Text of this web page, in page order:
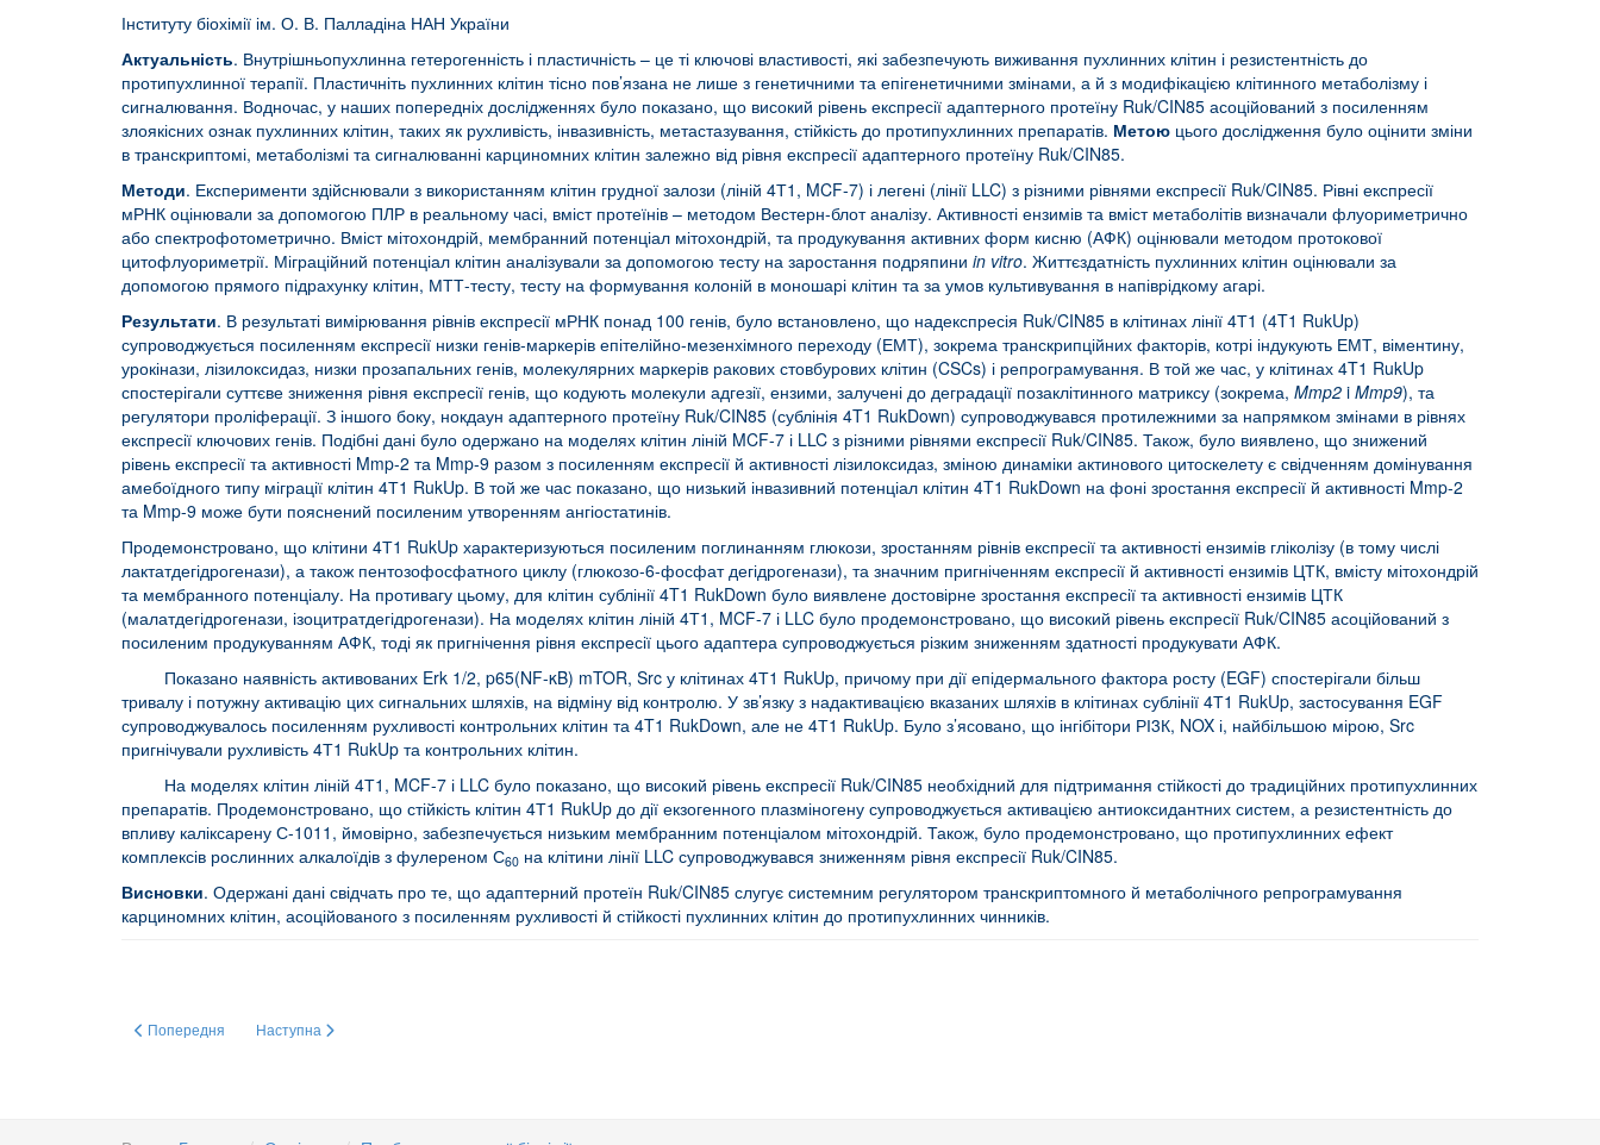
Інституту біохімії ім. О. В. Палладіна НАН України
Актуальність. Внутрішньопухлинна гетерогенність і пластичність – це ті ключові властивості, які забезпечують виживання пухлинних клітин і резистентність до
протипухлинної терапії. Пластичніть пухлинних клітин тісно пов’язана не лише з генетичними та епігенетичними змінами, а й з модифікацією клітинного метаболізму і
сигналювання. Водночас, у наших попередніх дослідженнях було показано, що високий рівень експресії адаптерного протеїну Ruk/CIN85 асоційований з посиленням
злоякісних ознак пухлинних клітин, таких як рухливість, інвазивність, метастазування, стійкість до протипухлинних препаратів. Метою цього дослідження було оцінити зміни
в транскриптомі, метаболізмі та сигналюванні карциномних клітин залежно від рівня експресії адаптерного протеїну Ruk/CIN85.
Методи. Експерименти здійснювали з використанням клітин грудної залози (ліній 4Т1, MCF-7) і легені (лінії LLC) з різними рівнями експресії Ruk/CIN85. Рівні експресії
мРНК оцінювали за допомогою ПЛР в реальному часі, вміст протеїнів – методом Вестерн-блот аналізу. Активності ензимів та вміст метаболітів визначали флуориметрично
або спектрофотометрично. Вміст мітохондрій, мембранний потенціал мітохондрій, та продукування активних форм кисню (АФК) оцінювали методом протокової
цитофлуориметрії. Міграційний потенціал клітин аналізували за допомогою тесту на заростання подряпини in vitro. Життєздатність пухлинних клітин оцінювали за
допомогою прямого підрахунку клітин, МТТ-тесту, тесту на формування колоній в моношарі клітин та за умов культивування в напіврідкому агарі.
Результати. В результаті вимірювання рівнів експресії мРНК понад 100 генів, було встановлено, що надекспресія Ruk/CIN85 в клітинах лінії 4Т1 (4T1 RukUp)
супроводжується посиленням експресії низки генів-маркерів епітелійно-мезенхімного переходу (ЕМТ), зокрема транскрипційних факторів, котрі індукують ЕМТ, віментину,
урокінази, лізилоксидаз, низки прозапальних генів, молекулярних маркерів ракових стовбурових клітин (CSCs) і репрограмування. В той же час, у клітинах 4T1 RukUp
спостерігали суттєве зниження рівня експресії генів, що кодують молекули адгезії, ензими, залучені до деградації позаклітинного матриксу (зокрема, Mmp2 i Mmp9), та
регулятори проліферації. З іншого боку, нокдаун адаптерного протеїну Ruk/CIN85 (сублінія 4T1 RukDown) супроводжувався протилежними за напрямком змінами в рівнях
експресії ключових генів. Подібні дані було одержано на моделях клітин ліній MCF-7 і LLC з різними рівнями експресії Ruk/CIN85. Також, було виявлено, що знижений
рівень експресії та активності Mmp-2 та Mmp-9 разом з посиленням експресії й активності лізилоксидаз, зміною динаміки актинового цитоскелету є свідченням домінування
амебоїдного типу міграції клітин 4Т1 RukUp. В той же час показано, що низький інвазивний потенціал клітин 4T1 RukDown на фоні зростання експресії й активності Mmp-2
та Mmp-9 може бути пояснений посиленим утворенням ангіостатинів.
Продемонстровано, що клітини 4Т1 RukUp характеризуються посиленим поглинанням глюкози, зростанням рівнів експресії та активності ензимів гліколізу (в тому числі
лактатдегідрогенази), а також пентозофосфатного циклу (глюкозо-6-фосфат дегідрогенази), та значним пригніченням експресії й активності ензимів ЦТК, вмісту мітохондрій
та мембранного потенціалу. На противагу цьому, для клітин сублінії 4T1 RukDown було виявлене достовірне зростання експресії та активності ензимів ЦТК
(малатдегідрогенази, ізоцитратдегідрогенази). На моделях клітин ліній 4Т1, MCF-7 і LLC було продемонстровано, що високий рівень експресії Ruk/CIN85 асоційований з
посиленим продукуванням АФК, тоді як пригнічення рівня експресії цього адаптера супроводжується різким зниженням здатності продукувати АФК.
Показано наявність активованих Erk 1/2, p65(NF-κB) mTOR, Src у клітинах 4Т1 RukUp, причому при дії епідермального фактора росту (EGF) спостерігали більш
тривалу і потужну активацію цих сигнальних шляхів, на відміну від контролю. У зв’язку з надактивацією вказаних шляхів в клітинах сублінії 4Т1 RukUp, застосування EGF
супроводжувалось посиленням рухливості контрольних клітин та 4T1 RukDown, але не 4Т1 RukUp. Було з’ясовано, що інгібітори РІ3К, NOX і, найбільшою мірою, Src
пригнічували рухливість 4Т1 RukUp та контрольних клітин.
На моделях клітин ліній 4Т1, MCF-7 і LLC було показано, що високий рівень експресії Ruk/CIN85 необхідний для підтримання стійкості до традиційних протипухлинних
препаратів. Продемонстровано, що стійкість клітин 4Т1 RukUp до дії екзогенного плазміногену супроводжується активацією антиоксидантних систем, а резистентність до
впливу каліксарену С-1011, ймовірно, забезпечується низьким мембранним потенціалом мітохондрій. Також, було продемонстровано, що протипухлинних ефект
комплексів рослинних алкалоїдів з фулереном С60 на клітини лінії LLC супроводжувався зниженням рівня експресії Ruk/CIN85.
Висновки. Одержані дані свідчать про те, що адаптерний протеїн Ruk/CIN85 слугує системним регулятором транскриптомного й метаболічного репрограмування
карциномних клітин, асоційованого з посиленням рухливості й стійкості пухлинних клітин до протипухлинних чинників.
Попередня стаття: Молекулярні механізми порушення ремоделювання кісткової тканини за експериментального цукрового діабету 2 типу та при дії вітаміну D3
Попередня Наступна стаття: Локалізація сайтів зв’язування фрагмента плазміногену К5 в поліпептидних ланцюгах молекули фібрин(оген)у
Наступна